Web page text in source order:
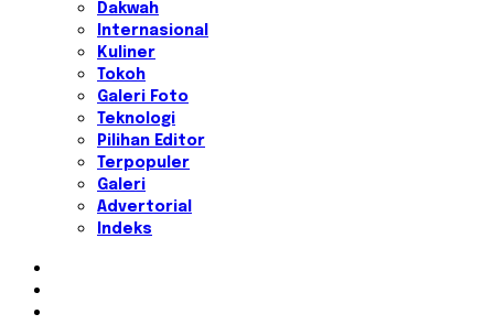
Dakwah
Internasional
Kuliner
Tokoh
Galeri Foto
Teknologi
Pilihan Editor
Terpopuler
Galeri
Advertorial
Indeks